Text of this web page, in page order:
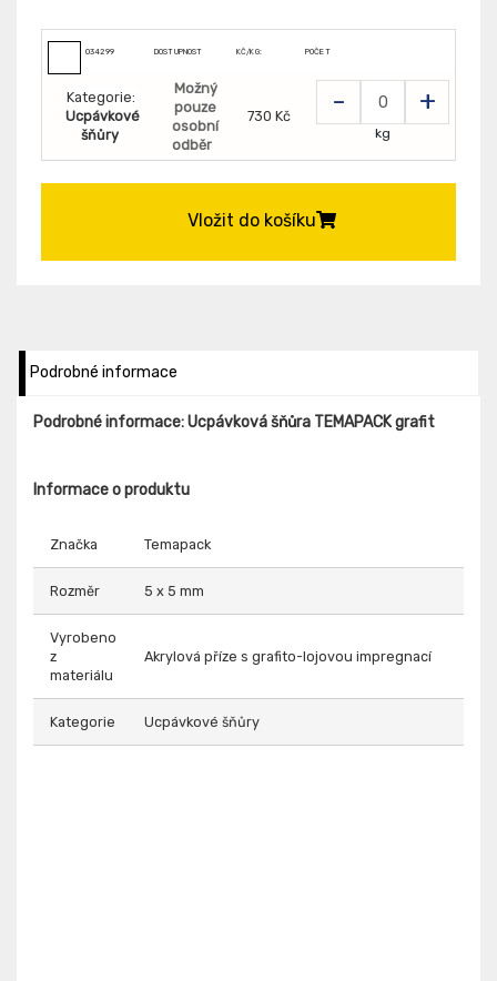
034299 DOSTUPNOST KČ/KG: POČET
Kategorie:
Ucpávkové
šňůry
Možný
pouze
osobní
odběr
730 Kč - +
kg
Vložit do košíku
Podrobné informace
Podrobné informace: Ucpávková šňůra TEMAPACK grafit
Informace o produktu
Značka Temapack
Rozměr 5 x 5 mm
Vyrobeno
z
materiálu
Akrylová příze s grafito-lojovou impregnací
Kategorie Ucpávkové šňůry